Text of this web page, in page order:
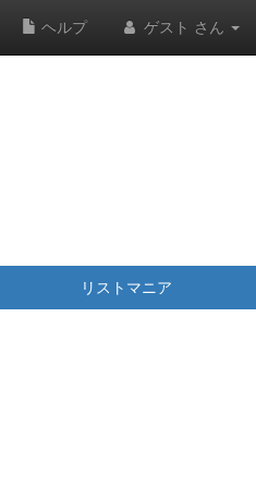
ヘルプ ゲスト さん
リストマニア